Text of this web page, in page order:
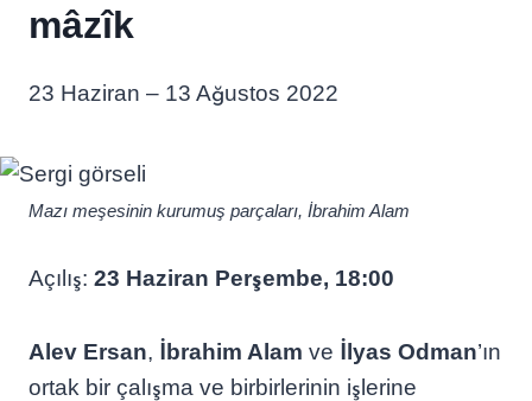
mâzîk
23 Haziran – 13 Ağustos 2022
Mazı meşesinin kurumuş parçaları, İbrahim Alam
Açılış: 23 Haziran Perşembe, 18:00
Alev Ersan, İbrahim Alam ve İlyas Odman’ın
ortak bir çalışma ve birbirlerinin işlerine